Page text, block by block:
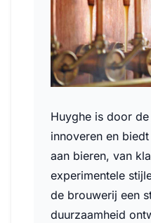
Huyghe is door
innoveren en
aan bieren, van
experimentele
de brouwerij een
duurzaamheid